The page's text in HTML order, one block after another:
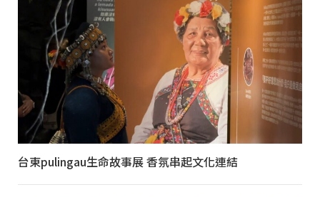
台東pulingau生命故事展 香氛串起文化連結